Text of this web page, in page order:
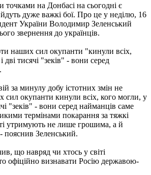
на Донбасі на сьогодні є
дуже важкі бої. Про це у неділю, 16
України Володимир Зеленський
звернення до українців.
наших сил окупанти "кинули всіх,
дві тисячі "зеків" - вони серед
за минулу добу істотних змін не
сил окупанти кинули всіх, кого могли, у
"зеків" - вони серед найманців саме
термінами покарання за тяжкі
утримують не лише грошима, а й
пояснив Зеленський.
що навряд чи хтось у світі
офіційно визнавати Росію державою-